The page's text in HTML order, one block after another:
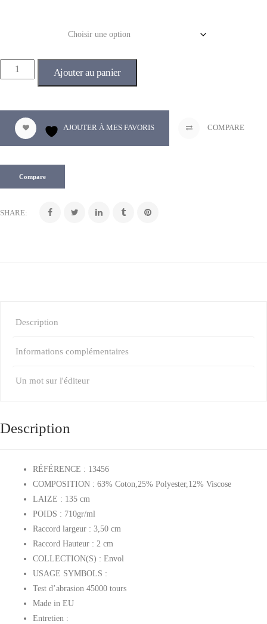
Ajouter au panier
AJOUTER À MES FAVORIS COMPARE
Compare
SHARE:
Description
Informations complémentaires
Un mot sur l'éditeur
Description
RÉFÉRENCE : 13456
COMPOSITION : 63% Coton,25% Polyester,12% Viscose
LAIZE : 135 cm
POIDS : 710gr/ml
Raccord largeur : 3,50 cm
Raccord Hauteur : 2 cm
COLLECTION(S) : Envol
USAGE SYMBOLS :
Test d’abrasion 45000 tours
Made in EU
Entretien :